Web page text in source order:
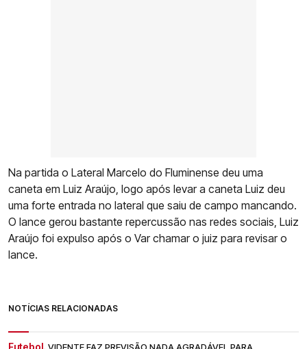
Na partida o Lateral Marcelo do Fluminense deu uma
caneta em Luiz Araújo, logo após levar a caneta Luiz deu
uma forte entrada no lateral que saiu de campo mancando.
O lance gerou bastante repercussão nas redes sociais, Luiz
Araújo foi expulso após o Var chamar o juiz para revisar o
lance.
NOTÍCIAS RELACIONADAS